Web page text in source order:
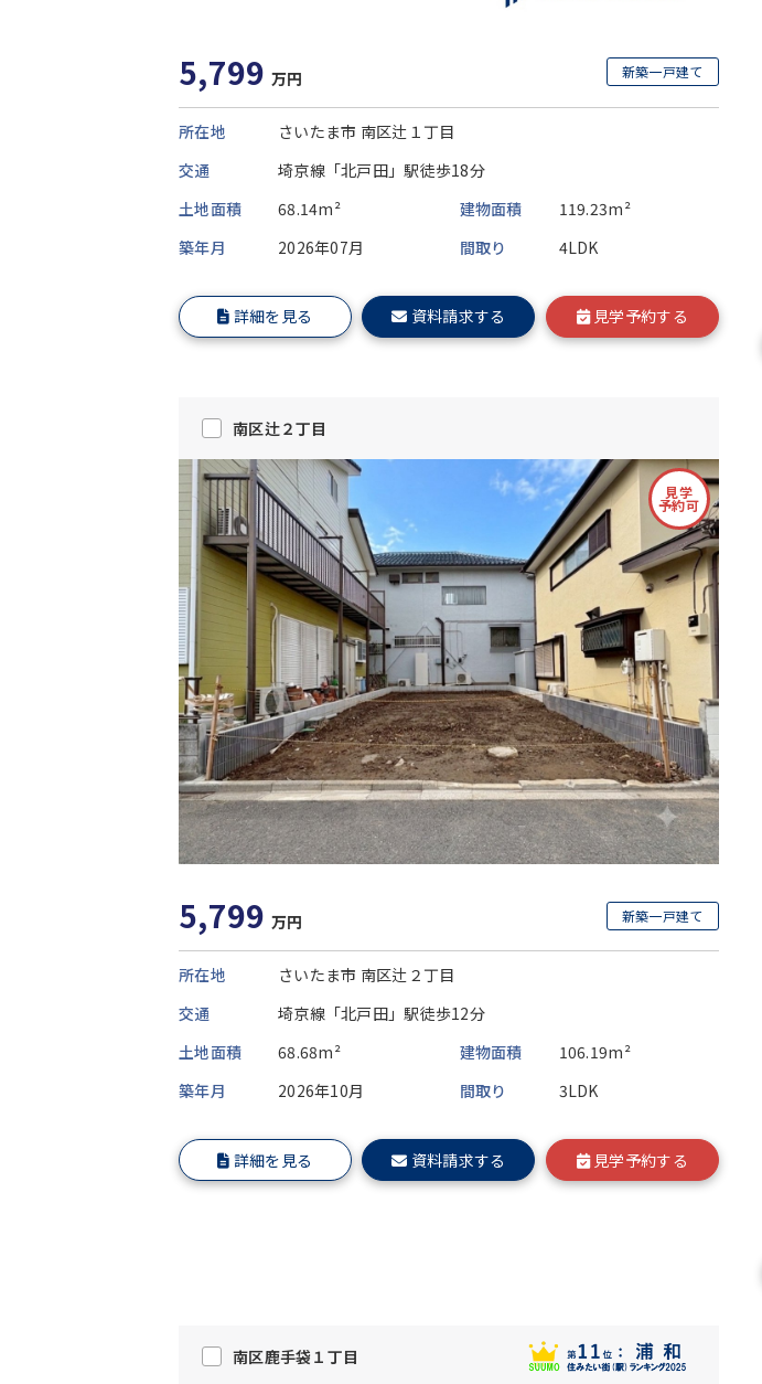
5,799 万円 新築一戸建て
所在地
さいたま市 南区辻１丁目
交通
埼京線「北戸田」駅徒歩18分
土地面積
68.14m² 建物面積
119.23m²
築年月
2026年07月 間取り 4LDK
詳細を見る 資料請求する 見学予約する
南区辻２丁目
見学
予約可
5,799 万円 新築一戸建て
所在地
さいたま市 南区辻２丁目
交通
埼京線「北戸田」駅徒歩12分
土地面積
68.68m² 建物面積
106.19m²
築年月
2026年10月 間取り 3LDK
詳細を見る 資料請求する 見学予約する
南区鹿手袋１丁目